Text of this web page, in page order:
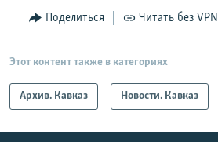
Поделиться Читать без VPN
Этот контент также в категориях
Архив. Кавказ Новости. Кавказ